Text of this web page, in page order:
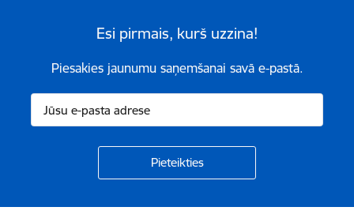
Esi pirmais, kurš uzzina!
Piesakies jaunumu saņemšanai savā e-pastā.